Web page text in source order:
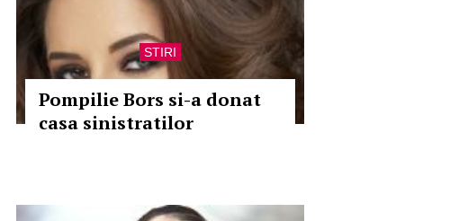
STIRI
Pompilie Bors si-a donat
casa sinistratilor